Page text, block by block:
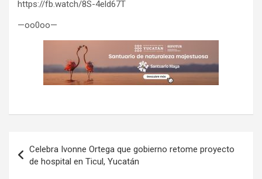
https://fb.watch/8S-4eld67T
—oo0oo—
de
Celebra Ivonne Ortega que gobierno retome proyecto
de hospital en Ticul, Yucatán